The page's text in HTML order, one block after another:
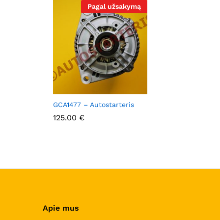
Pagal užsakymą
GCA1477 – Autostarteris
125.00 €
125.00 €
Apie mus